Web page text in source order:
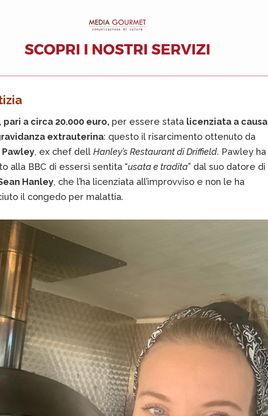
pari a circa 20.000 euro, per essere stata licenziata a causa
extrauterina: questo il risarcimento ottenuto da
Pawley, ex chef dell Hanley’s Restaurant di Driffield. Pawley ha
alla BBC di essersi sentita “usata e tradita” dal suo datore di
Hanley, che l’ha licenziata all’improvviso e non le ha
il congedo per malattia.